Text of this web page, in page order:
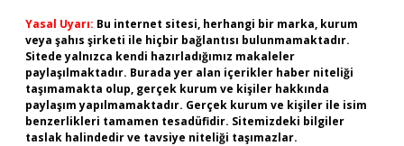
Yasal Uyarı: Bu internet sitesi, herhangi bir marka, kurum
veya şahıs şirketi ile hiçbir bağlantısı bulunmamaktadır.
Sitede yalnızca kendi hazırladığımız makaleler
paylaşılmaktadır. Burada yer alan içerikler haber niteliği
taşımamakta olup, gerçek kurum ve kişiler hakkında
paylaşım yapılmamaktadır. Gerçek kurum ve kişiler ile isim
benzerlikleri tamamen tesadüfidir. Sitemizdeki bilgiler
taslak halindedir ve tavsiye niteliği taşımazlar.